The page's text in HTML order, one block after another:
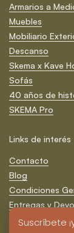
Armarios a
Muebles
Mobiliario
Descanso
Skema x Kave
Sofás
40 años de
SKEMA Pro
Links de interés
Contacto
Blog
Condiciones
Entregas y
Formas de Pago
Suscríbete